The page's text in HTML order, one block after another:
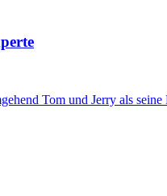
Tom und Jerry als